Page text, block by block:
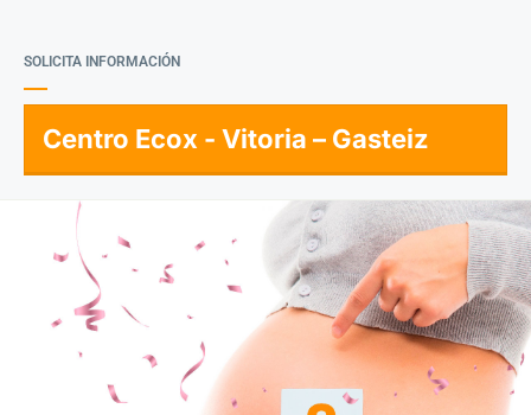
SOLICITA INFORMACIÓN
Centro Ecox - Vitoria – Gasteiz